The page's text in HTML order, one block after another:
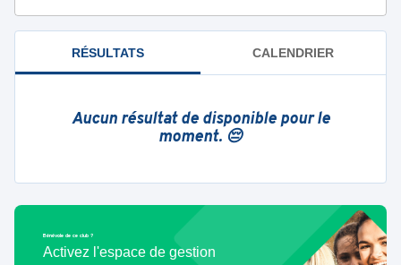
RÉSULTATS CALENDRIER
Aucun résultat de disponible pour le
moment. 😔
Bénévole de ce club ?
Activez l'espace de gestion